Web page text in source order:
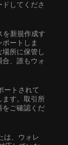
してくださ
を新規作成す
ートしま
所に保管し
、誰もウォ
ートされて
ます。取引所
をご確認くだ
は、ウォレ